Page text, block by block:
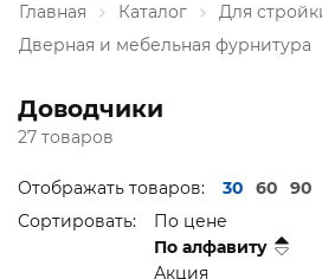
Главная Каталог
Для
Дверная и мебельная фурнитура
Доводчики
27 товаров
Отображать товаров: 30 60
90
Сортировать:
По цене
По алфавиту
Акция